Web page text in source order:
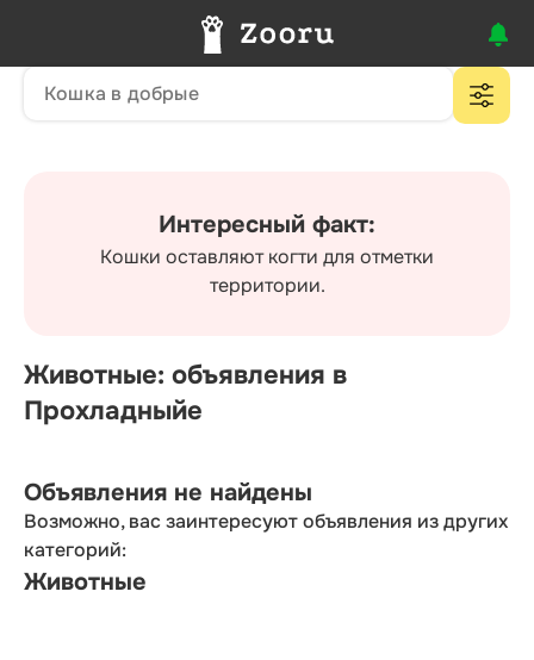
Интересный факт:
Кошки оставляют когти для отметки
территории.
Животные: объявления в
Прохладныйе
Объявления не найдены
Возможно, вас заинтересуют объявления из других
категорий:
Животные